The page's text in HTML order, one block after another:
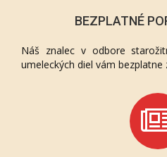
BEZPLATNÉ
Náš znalec v odbore
umeleckých diel vám